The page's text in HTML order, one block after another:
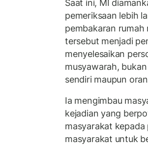
Saat ini, MI
pemeriksaan lebih
pembakaran
tersebut menjadi
menyelesaikan
musyawarah,
sendiri maupun
Ia mengimbau
kejadian yang
masyarakat kepada
masyarakat untuk